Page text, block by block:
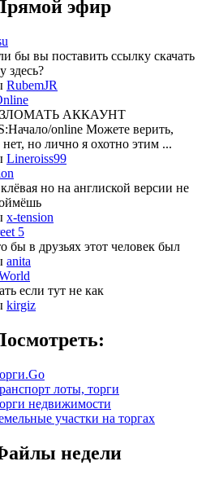
эфир
бы вы поставить ссылку скачать
здесь?
RubemJR
АККАУНТ
online Можете верить,
но лично я охотно этим ...
Lineroiss99
но на англиской версии не
x-tension
5
бы в друзьях этот человек был
anita
если тут не как
kirgiz
лоты, торги
недвижимости
участки на торгах
недели